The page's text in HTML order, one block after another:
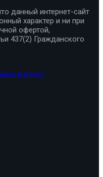
данный интернет-сайт
характер и ни при
офертой,
437(2) Гражданского
данных